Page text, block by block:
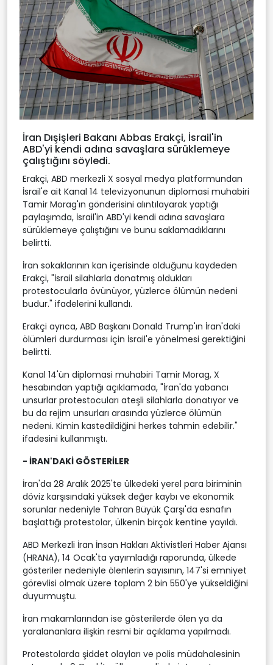
İran Dışişleri Bakanı Abbas Erakçi, İsrail'in
ABD'yi kendi adına savaşlara sürüklemeye
çalıştığını söyledi.
Erakçi, ABD merkezli X sosyal medya platformundan
İsrail'e ait Kanal 14 televizyonunun diplomasi muhabiri
Tamir Morag'ın gönderisini alıntılayarak yaptığı
paylaşımda, İsrail'in ABD'yi kendi adına savaşlara
sürüklemeye çalıştığını ve bunu saklamadıklarını
belirtti.
İran sokaklarının kan içerisinde olduğunu kaydeden
Erakçi, "İsrail silahlarla donatmış oldukları
protestocularla övünüyor, yüzlerce ölümün nedeni
budur." ifadelerini kullandı.
Erakçi ayrıca, ABD Başkanı Donald Trump'ın İran'daki
ölümleri durdurması için İsrail'e yönelmesi gerektiğini
belirtti.
Kanal 14'ün diplomasi muhabiri Tamir Morag, X
hesabından yaptığı açıklamada, "İran'da yabancı
unsurlar protestocuları ateşli silahlarla donatıyor ve
bu da rejim unsurları arasında yüzlerce ölümün
nedeni. Kimin kastedildiğini herkes tahmin edebilir."
ifadesini kullanmıştı.
- İRAN'DAKİ GÖSTERİLER
İran'da 28 Aralık 2025'te ülkedeki yerel para biriminin
döviz karşısındaki yüksek değer kaybı ve ekonomik
sorunlar nedeniyle Tahran Büyük Çarşı'da esnafın
başlattığı protestolar, ülkenin birçok kentine yayıldı.
ABD Merkezli İran İnsan Hakları Aktivistleri Haber Ajansı
(HRANA), 14 Ocak'ta yayımladığı raporunda, ülkede
gösteriler nedeniyle ölenlerin sayısının, 147'si emniyet
görevlisi olmak üzere toplam 2 bin 550'ye yükseldiğini
duyurmuştu.
İran makamlarından ise gösterilerde ölen ya da
yaralananlara ilişkin resmi bir açıklama yapılmadı.
Protestolarda şiddet olayları ve polis müdahalesinin